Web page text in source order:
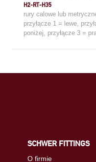
H2-RT-H35
rury calowe lub
przyłącze 1 = lewe,
poniżej, przyłącze 3 =
SCHWER FITTINGS
O firmie